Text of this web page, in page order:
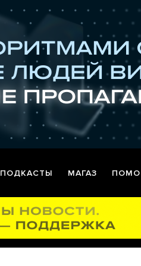
ПОДКАСТЫ МАГАЗ